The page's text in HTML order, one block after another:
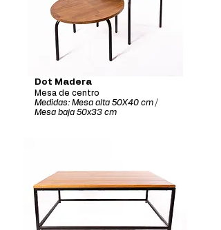
Dot Madera
Mesa de centro
Medidas: Mesa alta 50X40 cm /
Mesa baja 50x33 cm